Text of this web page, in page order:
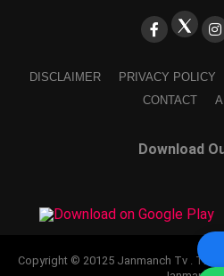
DISCLAIMER PRIVACY POLICY
CONTACT
Download
Copyright © 20125 Janmanch Tv .